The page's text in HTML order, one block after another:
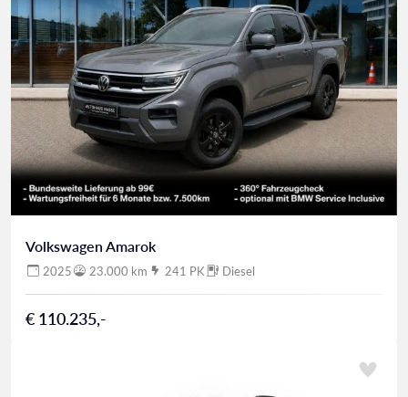
Volkswagen Amarok
2025 23.000 km 241 PK Diesel
€ 110.235,-